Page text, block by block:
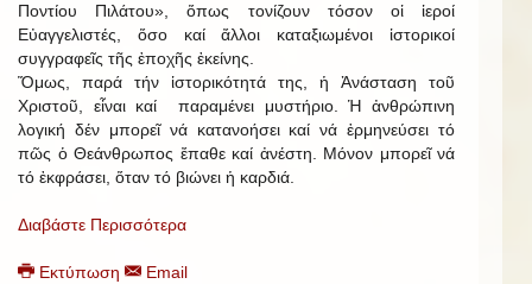
Ποντίου Πιλάτου», ὅπως τονίζουν τόσον οἱ ἱεροί
Εὐαγγελιστές, ὅσο καί ἄλλοι καταξιωμένοι ἱστορικοί
συγγραφεῖς τῆς ἐποχῆς ἐκείνης.
Ὅμως, παρά τήν ἱστορικότητά της, ἡ Ἀνάσταση τοῦ
Χριστοῦ, εἶναι καί παραμένει μυστήριο. Ἡ ἀνθρώπινη
λογική δέν μπορεῖ νά κατανοήσει καί νά ἑρμηνεύσει τό
πῶς ὁ Θεάνθρωπος ἔπαθε καί ἀνέστη. Μόνον μπορεῖ νά
τό ἐκφράσει, ὅταν τό βιώνει ἡ καρδιά.
Διαβάστε Περισσότερα
Εκτύπωση Email